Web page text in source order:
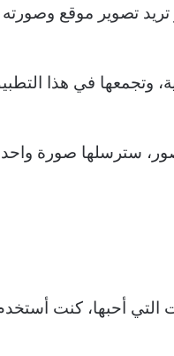
تريد تصوير موقع
وتجمعها في هذا
سترسلها صورة